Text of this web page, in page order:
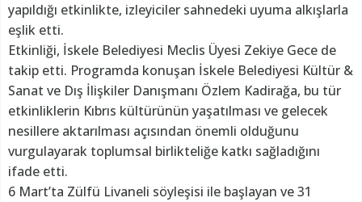
yapıldığı etkinlikte, izleyiciler sahnedeki uyuma alkışlarla
eşlik etti.
Etkinliği, İskele Belediyesi Meclis Üyesi Zekiye Gece de
takip etti. Programda konuşan İskele Belediyesi Kültür &
Sanat ve Dış İlişkiler Danışmanı Özlem Kadirağa, bu tür
etkinliklerin Kıbrıs kültürünün yaşatılması ve gelecek
nesillere aktarılması açısından önemli olduğunu
vurgulayarak toplumsal birlikteliğe katkı sağladığını
ifade etti.
6 Mart’ta Zülfü Livaneli söyleşisi ile başlayan ve 31